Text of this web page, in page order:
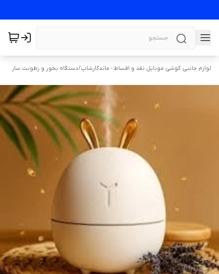
لوازم جانبی گوشی موبایل نقد و اقساط - ماندگارشاپ/دستگاه بخور و رطوبت ساز